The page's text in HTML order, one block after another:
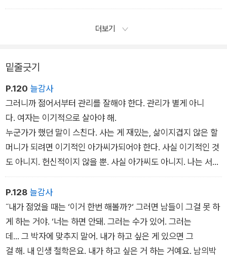
엑스트라를 맡았다. 역할이 크고 작은 게 중요한가? 명백하게 배
우 이름이 있을 텐데 왜 까치산 할머니라고 부르는 걸까. 지금 생
더보기
밑줄긋기
P.120 늘감사
그러니까 젊어서부터 관리를 잘해야 한다. 관리가 별게 아니
다. 여자는 이기적으로 살아야 해.
누군가가 했던 말이 스친다. 사는 게 재밌는, 삶이지겹지 않은 할
머니가 되려면 이기적인 아가씨가되어야 한다. 사실 이기적인 것
도 아니지. 헌신적이지 않을 뿐. 사실 아가씨도 아니지. 나는 서른
두 살이니 아줌마인가.
아무튼, 할머니라고 해서 새로운 것이 싫고 귀찮을 리 있다. 남
편 밥, 아들 밥, 가족 밥을 차리는인생이 지겹고 싫을 수는 있어
도 삶 자체가 지겹지는 않을 것이다. 살 만큼 살았다는 말은 거짓
말 같다. 배 터지게 밥을 먹어도 몇 시간 지나면 꼬르륵대는 뱃가
P.128 늘감사
˝내가 젊었을 때는 ‘이거 한번 해볼까?‘ 그러면 남들이 그걸 못 하
게 하는 거야. ‘너는 하면 안돼. 그러는 수가 있어. 그러는
데... 그 박자에 맞추지 말어. 내가 하고 싶은 게 있으면 그
걸 해. 내 인생 철학은요. 내가 하고 싶은 거 하는 거예요. 남의박